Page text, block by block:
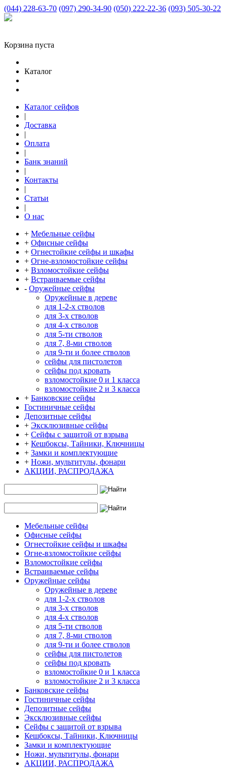
(044) 228-63-70 (097) 290-34-90 (050) 222-22-36 (093) 505-30-22
Корзина пуста
Каталог
Каталог сейфов
|
Доставка
|
Оплата
|
Банк знаний
|
Контакты
|
Статьи
|
О нас
+ Мебельные сейфы
+ Офисные сейфы
+ Огнестойкие сейфы и шкафы
+ Огне-взломостойкие сейфы
+ Взломостойкие сейфы
+ Встраиваемые сейфы
- Оружейные сейфы
Оружейные в дереве
для 1-2-х стволов
для 3-х стволов
для 4-х стволов
для 5-ти стволов
для 7, 8-ми стволов
для 9-ти и более стволов
сейфы для пистолетов
сейфы под кровать
взломостойкие 0 и 1 класса
взломостойкие 2 и 3 класса
+ Банковские сейфы
Гостиничные сейфы
Депозитные сейфы
+ Эксклюзивные сейфы
+ Сейфы с защитой от взрыва
+ Кешбоксы, Тайники, Ключницы
+ Замки и комплектующие
+ Ножи, мультитулы, фонари
АКЦИИ, РАСПРОДАЖА
Мебельные сейфы
Офисные сейфы
Огнестойкие сейфы и шкафы
Огне-взломостойкие сейфы
Взломостойкие сейфы
Встраиваемые сейфы
Оружейные сейфы
Оружейные в дереве
для 1-2-х стволов
для 3-х стволов
для 4-х стволов
для 5-ти стволов
для 7, 8-ми стволов
для 9-ти и более стволов
сейфы для пистолетов
сейфы под кровать
взломостойкие 0 и 1 класса
взломостойкие 2 и 3 класса
Банковские сейфы
Гостиничные сейфы
Депозитные сейфы
Эксклюзивные сейфы
Сейфы с защитой от взрыва
Кешбоксы, Тайники, Ключницы
Замки и комплектующие
Ножи, мультитулы, фонари
АКЦИИ, РАСПРОДАЖА